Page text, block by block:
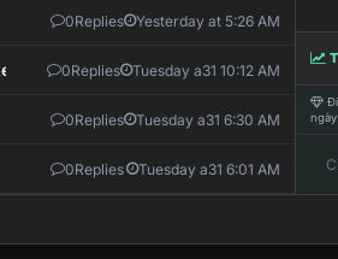
0Replies Yesterday at 5:26 AM
0Replies Tuesday a31 10:12 AM
0Replies Tuesday a31 6:30 AM
0Replies Tuesday a31 6:01 AM